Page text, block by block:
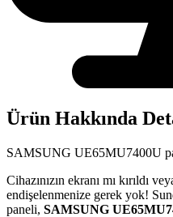
Ürün Hakkında
SAMSUNG UE65MU7400U
Cihazınızın ekranı mı kırıldı
endişelenmenize gerek yok!
paneli, SAMSUNG